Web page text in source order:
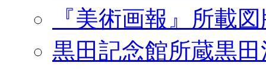
『美術画報』所載
黒田記念館所蔵黒